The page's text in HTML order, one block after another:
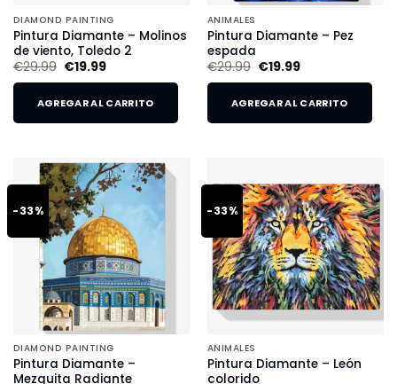
DIAMOND PAINTING
Pintura Diamante – Molinos
de viento, Toledo 2
€29.99 €19.99
AGREGAR AL CARRITO
ANIMALES
Pintura Diamante – Pez
espada
€29.99 €19.99
AGREGAR AL CARRITO
-33%
DIAMOND PAINTING
Pintura Diamante –
Mezquita Radiante
-33%
ANIMALES
Pintura Diamante – León
colorido